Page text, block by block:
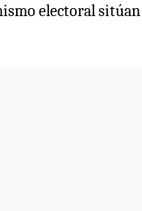
electoral